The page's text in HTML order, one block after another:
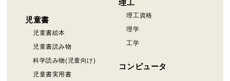
児童書
児童書絵本
児童書読み物
科学読み物(児童向け)
児童書実用書
理工
理工資格
理学
工学
コンピュータ